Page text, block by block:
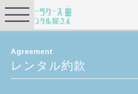
Agreement
レンタル約款